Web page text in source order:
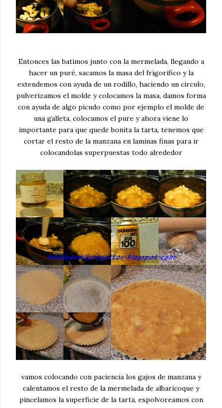
Entonces las batimos junto con la mermelada, llegando a
hacer un puré, sacamos la masa del frigorifico y la
extendemos con ayuda de un rodillo, haciendo un circulo,
pulverizamos el molde y colocamos la masa, damos forma
con ayuda de algo picudo como por ejemplo el molde de
una galleta, colocamos el pure y ahora viene lo
importante para que quede bonita la tarta, tenemos que
cortar el resto de la manzana en laminas finas para ir
colocandolas superpuestas todo alrededor
vamos colocando con paciencia los gajos de manzana y
calentamos el resto de la mermelada de albaricoque y
pincelamos la superficie de la tarta, espolvoreamos con